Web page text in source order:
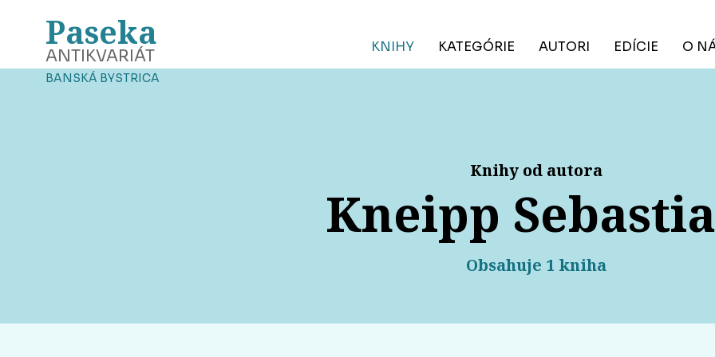
Paseka
ANTIKVARIÁT
BANSKÁ BYSTRICA
KNIHY KATEGÓRIE AUTORI EDÍCIE O
Knihy od autora
Kneipp
Obsahuje 1 kniha